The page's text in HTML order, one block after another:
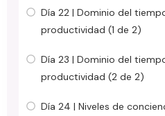
Día 22 | Dominio del
productividad (1 de 2)
Día 23 | Dominio del
productividad (2 de 2)
Día 24 | Niveles de